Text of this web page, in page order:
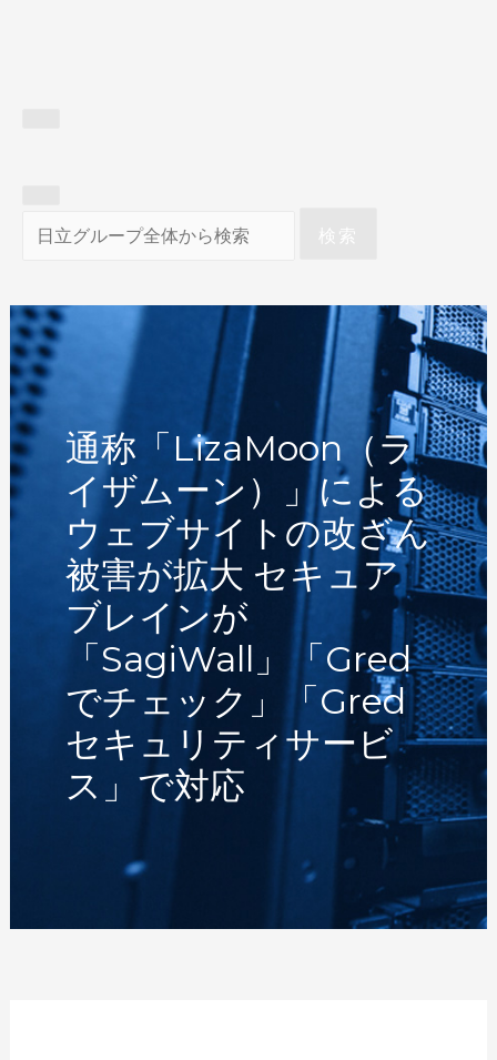
検索
通称「LizaMoon（ラ
イザムーン）」による
ウェブサイトの改ざん
被害が拡大 セキュア
ブレインが
「SagiWall」「gred
でチェック」「gred
セキュリティサービ
ス」で対応